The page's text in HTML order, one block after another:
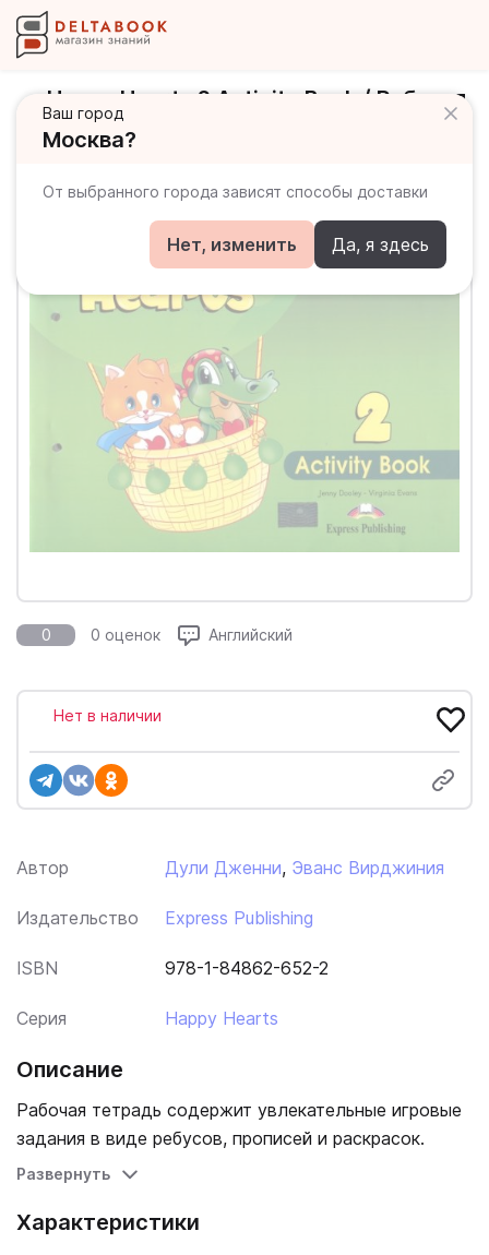
Ваш город
Москва?
От выбранного города зависят способы доставки
Нет, изменить Да, я здесь
Happy Hearts 2 Activity Book / Рабочая
тетрадь
0 0 оценок Английский
Автор Дули Дженни, Эванс Вирджиния
Издательство Express Publishing
ISBN 978-1-84862-652-2
Серия Happy Hearts
Нет в наличии
Описание
Рабочая тетрадь содержит увлекательные игровые
задания в виде ребусов, прописей и раскрасок.
Развернуть
Характеристики